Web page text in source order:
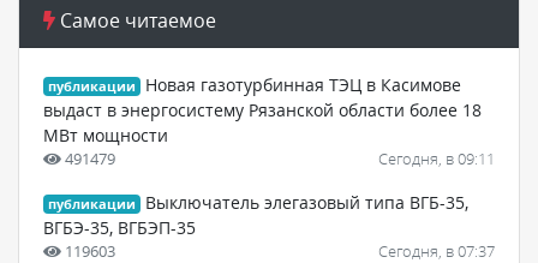
Самое читаемое
публикации
Новая газотурбинная ТЭЦ в Касимове
выдаст в энергосистему Рязанской области более 18
МВт мощности
491479 Сегодня, в 09:11
публикации
Выключатель элегазовый типа ВГБ-35,
ВГБЭ-35, ВГБЭП-35
119603 Сегодня, в 07:37